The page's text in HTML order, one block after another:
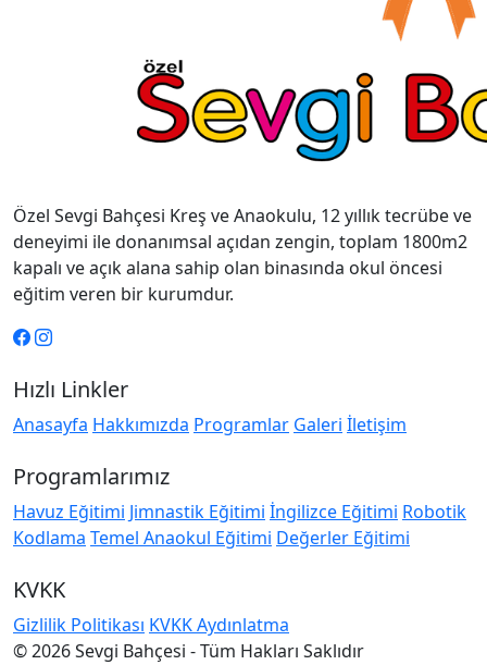
Özel Sevgi Bahçesi Kreş ve Anaokulu, 12 yıllık tecrübe ve
deneyimi ile donanımsal açıdan zengin, toplam 1800m2
kapalı ve açık alana sahip olan binasında okul öncesi
eğitim veren bir kurumdur.
Hızlı Linkler
Anasayfa Hakkımızda Programlar Galeri İletişim
Programlarımız
Havuz Eğitimi Jimnastik Eğitimi İngilizce Eğitimi Robotik
Kodlama Temel Anaokul Eğitimi Değerler Eğitimi
KVKK
Gizlilik Politikası KVKK Aydınlatma
© 2026 Sevgi Bahçesi - Tüm Hakları Saklıdır